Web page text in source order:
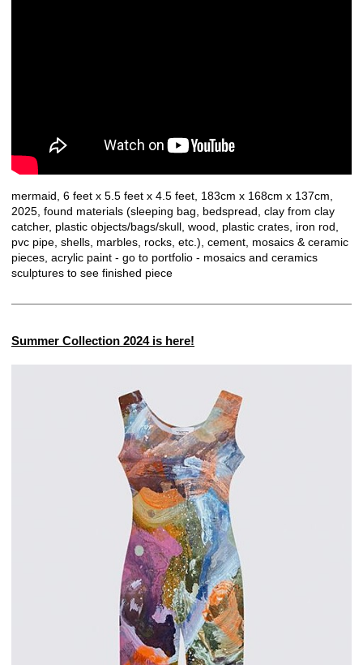
mermaid, 6 feet x 5.5 feet x 4.5 feet, 183cm x 168cm x 137cm,
2025, found materials (sleeping bag, bedspread, clay from clay
catcher, plastic objects/bags/skull, wood, plastic crates, iron rod,
pvc pipe, shells, marbles, rocks, etc.), cement, mosaics & ceramic
pieces, acrylic paint - go to portfolio - mosaics and ceramics
sculptures to see finished piece
Summer Collection 2024 is here!